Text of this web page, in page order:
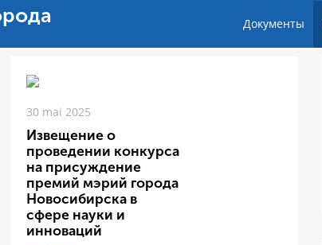
Документы
30 mai 2025
Извещение о
проведении конкурса
на присуждение
премий мэрий города
Новосибирска в
сфере науки и
инноваций